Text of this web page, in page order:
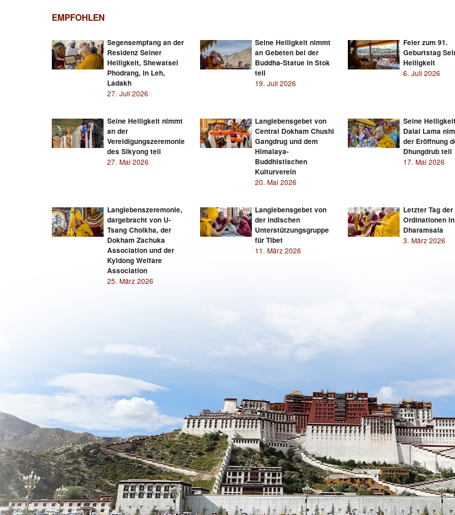
EMPFOHLEN
Segensempfang an der
Residenz Seiner
Heiligkeit, Shewatsel
Phodrang, in Leh,
Ladakh
27. Juli 2026
Seine Heiligkeit nimmt
an Gebeten bei der
Buddha-Statue in Stok
teil
19. Juli 2026
Feier zum 91.
Geburtstag
Heiligkeit
6. Juli 2026
Seine Heiligkeit nimmt
an der
Vereidigungszeremonie
des Sikyong teil
27. Mai 2026
Langlebensgebet von
Central Dokham Chushi
Gangdrug und dem
Himalaya-
Buddhistischen
Kulturverein
20. Mai 2026
Seine
Dalai Lama
der Eröffnung
Dhungdrub teil
17. Mai 2026
Langlebenszeremonie,
dargebracht von U-
Tsang Cholkha, der
Dokham Zachuka
Association und der
Kyidong Welfare
Association
25. März 2026
Langlebensgebet von
der indischen
Unterstützungsgruppe
für Tibet
11. März 2026
Letzter Tag der
Ordinationen in
Dharamsala
3. März 2026